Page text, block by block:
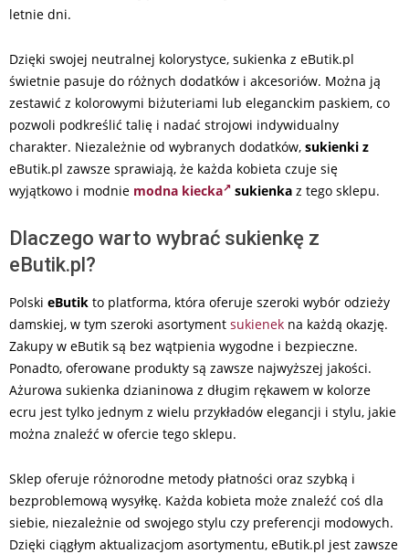
letnie dni.
Dzięki swojej neutralnej kolorystyce, sukienka z eButik.pl
świetnie pasuje do różnych dodatków i akcesoriów. Można ją
zestawić z kolorowymi biżuteriami lub eleganckim paskiem, co
pozwoli podkreślić talię i nadać strojowi indywidualny
charakter. Niezależnie od wybranych dodatków, sukienki z
eButik.pl zawsze sprawiają, że każda kobieta czuje się
wyjątkowo i modnie modna kiecka sukienka z tego sklepu.
Dlaczego warto wybrać sukienkę z
eButik.pl?
Polski eButik to platforma, która oferuje szeroki wybór odzieży
damskiej, w tym szeroki asortyment sukienek na każdą okazję.
Zakupy w eButik są bez wątpienia wygodne i bezpieczne.
Ponadto, oferowane produkty są zawsze najwyższej jakości.
Ażurowa sukienka dzianinowa z długim rękawem w kolorze
ecru jest tylko jednym z wielu przykładów elegancji i stylu, jakie
można znaleźć w ofercie tego sklepu.
Sklep oferuje różnorodne metody płatności oraz szybką i
bezproblemową wysyłkę. Każda kobieta może znaleźć coś dla
siebie, niezależnie od swojego stylu czy preferencji modowych.
Dzięki ciągłym aktualizacjom asortymentu, eButik.pl jest zawsze